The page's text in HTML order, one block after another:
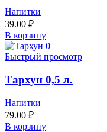
Напитки
39.00 ₽
В корзину
Быстрый просмотр
Тархун 0,5 л.
Напитки
79.00 ₽
В корзину